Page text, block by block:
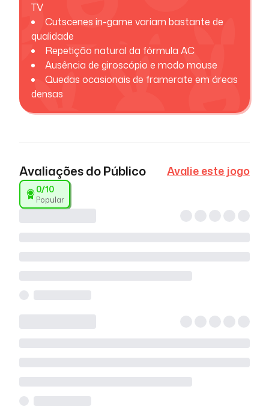
TV
Cutscenes in-game variam bastante de
qualidade
Repetição natural da fórmula AC
Ausência de giroscópio e modo mouse
Quedas ocasionais de framerate em áreas
densas
Avaliações do Público Avalie este jogo
0/10
Popular